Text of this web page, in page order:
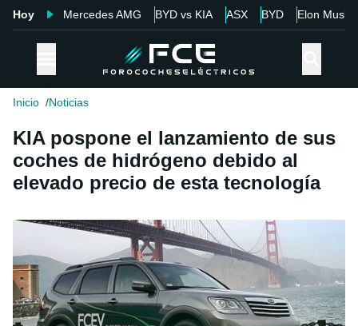
Hoy Mercedes AMG BYD vs KIA ASX BYD Elon Musk
Inicio Noticias
KIA pospone el lanzamiento de sus
coches de hidrógeno debido al
elevado precio de esta tecnología